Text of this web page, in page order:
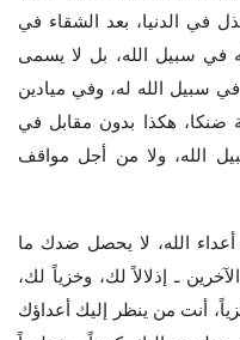
في الدنيا، بعد الشقاء في
في سبيل الله، بل لا يسمى
سبيل الله له، وفي ميادين
ضنكا، هكذا بدون مقابل في
الله، ولا من أجل مواقف
الله، لا يحصل ضدك ما
ـ إذلالاً لك، وخزياً لك،
أنت من ينظر إليك أعداؤك